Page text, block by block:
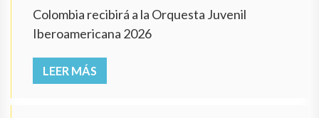
Colombia recibirá a la Orquesta Juvenil
Iberoamericana 2026
LEER MÁS